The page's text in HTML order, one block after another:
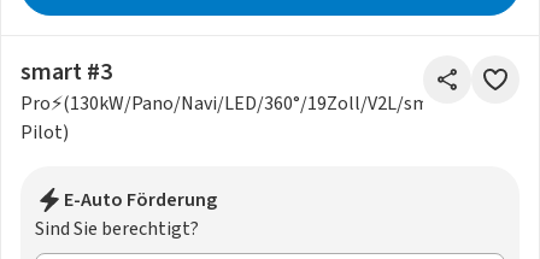
smart #3
Pro⚡(130kW/Pano/Navi/LED/360°/19Zoll/V2L/smart-
Pilot)
E-Auto Förderung
Sind Sie berechtigt?